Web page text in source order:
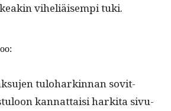
vihe­liäisem­pi tuki.
tulo­harkin­nan sovit­
kan­nat­taisi harki­ta sivu­